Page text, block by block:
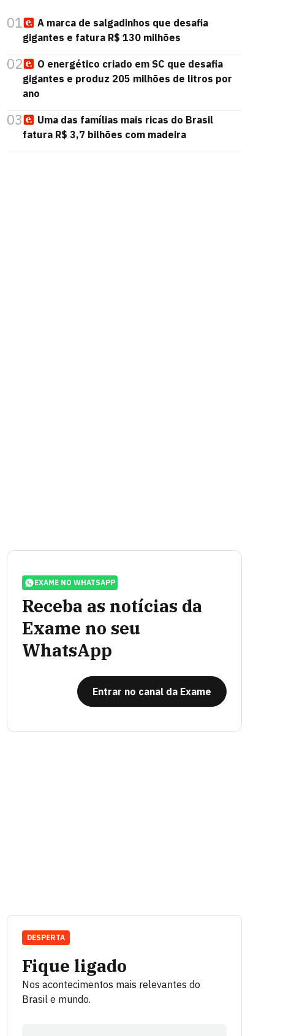
01
A marca de salgadinhos que desafia
gigantes e fatura R$ 130 milhões
02
O energético criado em SC que desafia
gigantes e produz 205 milhões de litros por
ano
03
Uma das famílias mais ricas do Brasil
fatura R$ 3,7 bilhões com madeira
EXAME NO WHATSAPP
Receba as notícias da
Exame no seu
WhatsApp
Entrar no canal da Exame
Fique ligado
Nos acontecimentos mais relevantes do
Brasil e mundo.
DESPERTA